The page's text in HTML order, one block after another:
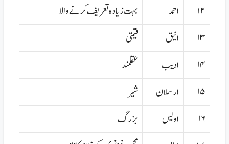
بہت زیادہ تعریف کرنے والا
احمد
۱۲
قیمتی
انیق
۱۳
عقلمند
ادیب
۱۴
شیر
ارسلان
۱۵
بزرگ
اویس
۱۶